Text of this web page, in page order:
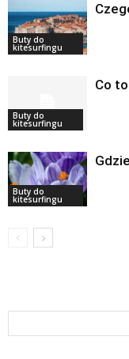
Buty do
kitesurfingu
Buty do
kitesurfingu
Co
Buty do
kitesurfingu